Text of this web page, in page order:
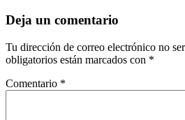
Deja un comentario
Tu dirección de correo electrónico no
obligatorios están marcados con *
Comentario *